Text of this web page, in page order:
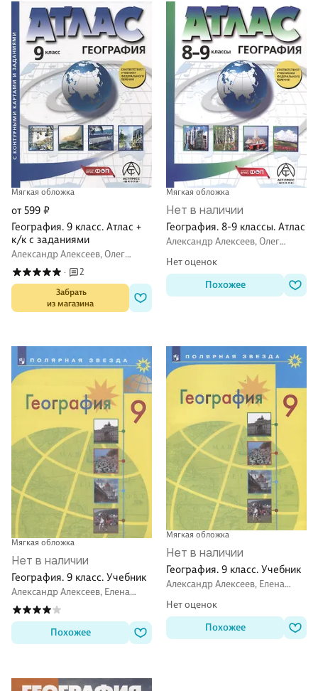
Мягкая обложка
от 599 ₽
География. 9 класс. Атлас +
к/к с заданиями
Александр Алексеев, Олег
Гаврилов, Лариса Грачева
· 2
Забрать
из магазина
Мягкая обложка
Нет в наличии
География. 8-9 классы. Атлас
Александр Алексеев, Олег
Нет оценок
Похожее
Мягкая обложка
Нет в наличии
География. 9 класс. Учебник
Александр Алексеев, Елена
Липкина, Вера Николина
Похожее
Мягкая обложка
Нет в наличии
География. 9 класс. Учебник
Александр Алексеев, Елена
Нет оценок
Похожее